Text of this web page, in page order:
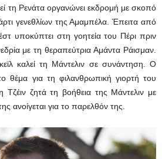
τη Ρενάτα οργανώνει εκδρομή με σκοπό
γενεθλίων της Αμαμπέλα. Έπειτα από
υποκύπτει στη γοητεία του Πέρι πριν
με τη θεραπεύτρια Αμάντα Ράισμαν.
καλεί τη Μάντελιν σε συνάντηση. Ο
θέμα για τη φιλανθρωπική γιορτή του
ζητά τη βοήθεια της Μάντελιν με
ανοίγεται για το παρελθόν της.